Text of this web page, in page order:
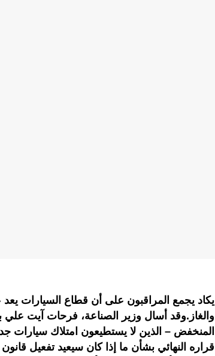
يكاد يجمع المراقبون على أن قطاع السيارات يعد
والغاز.وقد أسال وزير الصناعة، فرحات آيت علي
المنخفض – الذين لا يستطيعون امتلاك سيارات
قراره النهائي بشأن ما إذا كان سيعيد تفعيل